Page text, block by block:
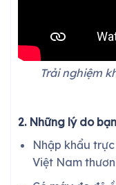
Trải nghiệm
2. Những lý do
Nhập khẩu
Việt Nam